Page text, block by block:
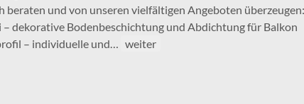
beraten und von unseren vielfältigen Angeboten überzeugen:
dekorative Bodenbeschichtung und Abdichtung für Balkon
– individuelle und… weiter